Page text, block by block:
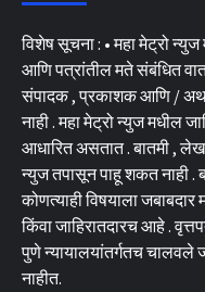
विशेष सूचना : • महा मेट्रो
आणि पत्रांतील मते संबंधित
संपादक , प्रकाशक आणि /
नाही . महा मेट्रो न्युज मधील
आधारित असतात . बातमी , लेख
न्युज तपासून पाहू शकत नाही .
कोणत्याही विषयाला
किंवा जाहिरातदारच आहे .
पुणे न्यायालयांतर्गतच चालवले
नाहीत.